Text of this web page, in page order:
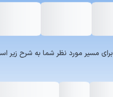
لیست سرویس‌های سفر۷۲۴ برای مسیر مورد